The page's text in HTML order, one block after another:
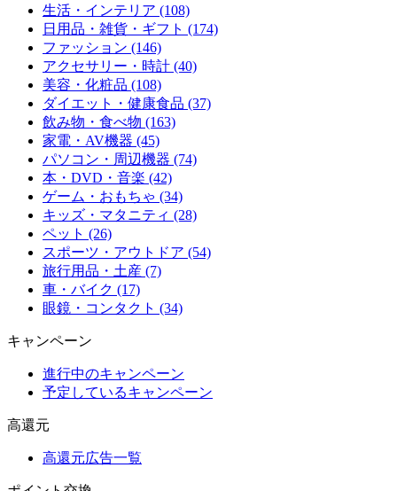
生活・インテリア (108)
日用品・雑貨・ギフト (174)
ファッション (146)
アクセサリー・時計 (40)
美容・化粧品 (108)
ダイエット・健康食品 (37)
飲み物・食べ物 (163)
家電・AV機器 (45)
パソコン・周辺機器 (74)
本・DVD・音楽 (42)
ゲーム・おもちゃ (34)
キッズ・マタニティ (28)
ペット (26)
スポーツ・アウトドア (54)
旅行用品・土産 (7)
車・バイク (17)
眼鏡・コンタクト (34)
キャンペーン
進行中のキャンペーン
予定しているキャンペーン
高還元
高還元広告一覧